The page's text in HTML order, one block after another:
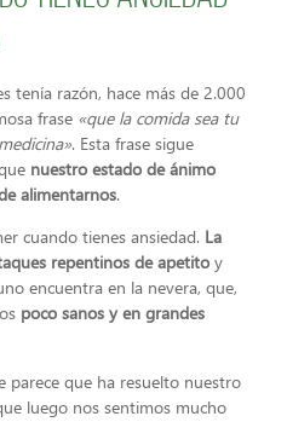
tenía razón, hace más de 2.000
frase «que la comida sea tu
. Esta frase sigue
nuestro estado de ánimo
alimentarnos.
cuando tienes ansiedad. La
repentinos de apetito y
encuentra en la nevera, que,
poco sanos y en grandes
parece que ha resuelto nuestro
luego nos sentimos mucho